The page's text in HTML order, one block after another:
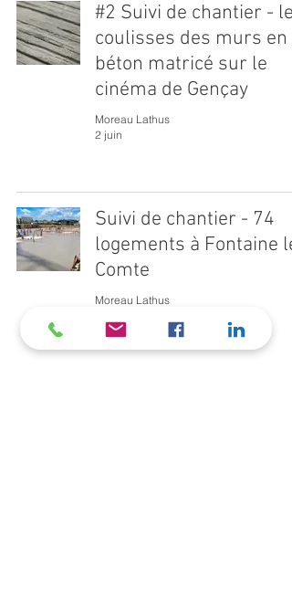
#2 Suivi de chantier - les
coulisses des murs en
béton matricé sur le
cinéma de Gençay
Moreau Lathus
2 juin
Suivi de chantier - 74
logements à Fontaine le
Comte
Moreau Lathus